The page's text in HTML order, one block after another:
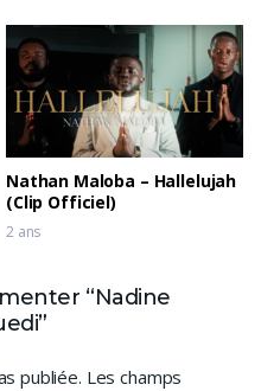
Nathan Maloba – Hallelujah
(Clip Officiel)
2 ans
“Nadine
publiée. Les champs